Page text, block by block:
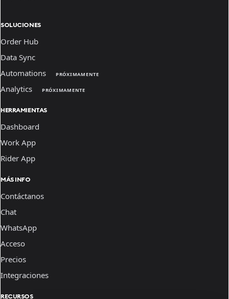
SOLUCIONES
Order Hub
Data Sync
Automations
PRÓXIMAMENTE
Analytics PRÓXIMAMENTE
HERRAMIENTAS
Dashboard
Work App
Rider App
MÁS INFO
Contáctanos
Chat
WhatsApp
Acceso
Precios
Integraciones
RECURSOS